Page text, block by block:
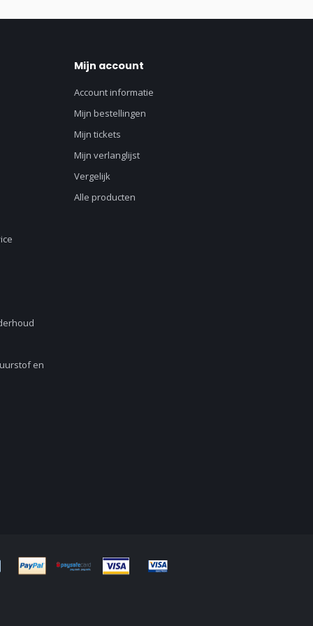
en
Mijn account
Account informatie
Mijn bestellingen
Mijn tickets
Mijn verlanglijst
Vergelijk
Alle producten